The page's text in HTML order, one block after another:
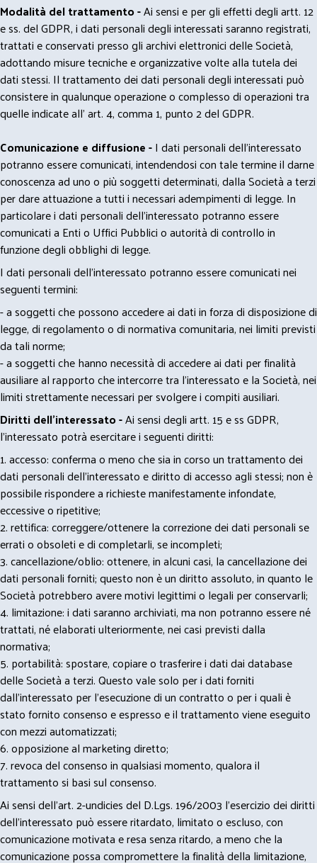
Modalità del trattamento -Ai sensi e per gli effetti degli artt. 12
e ss. del GDPR, i dati personali degli interessati saranno registrati,
trattati e conservati presso gli archivi elettronici delle Società,
adottando misure tecniche e organizzative volte alla tutela dei
dati stessi. Il trattamento dei dati personali degli interessati può
consistere in qualunque operazione o complesso di operazioni tra
quelle indicate all' art. 4, comma 1, punto 2 del GDPR.
Comunicazione e diffusione -I dati personali dell’interessato
potranno essere comunicati, intendendosi con tale termine il darne
conoscenza ad uno o più soggetti determinati, dalla Società a terzi
per dare attuazione a tutti i necessari adempimenti di legge. In
particolare i dati personali dell’interessato potranno essere
comunicati a Enti o Uffici Pubblici o autorità di controllo in
funzione degli obblighi di legge.
I dati personali dell’interessato potranno essere comunicati nei
seguenti termini:
- a soggetti che possono accedere ai dati in forza di disposizione di
legge, di regolamento o di normativa comunitaria, nei limiti previsti
da tali norme;
- a soggetti che hanno necessità di accedere ai dati per finalità
ausiliare al rapporto che intercorre tra l’interessato e la Società, nei
limiti strettamente necessari per svolgere i compiti ausiliari.
Diritti dell’interessato -Ai sensi degli artt. 15 e ss GDPR,
l’interessato potrà esercitare i seguenti diritti:
1. accesso: conferma o meno che sia in corso un trattamento dei
dati personali dell’interessato e diritto di accesso agli stessi; non è
possibile rispondere a richieste manifestamente infondate,
eccessive o ripetitive;
2. rettifica: correggere/ottenere la correzione dei dati personali se
errati o obsoleti e di completarli, se incompleti;
3. cancellazione/oblio: ottenere, in alcuni casi, la cancellazione dei
dati personali forniti; questo non è un diritto assoluto, in quanto le
Società potrebbero avere motivi legittimi o legali per conservarli;
4. limitazione: i dati saranno archiviati, ma non potranno essere né
trattati, né elaborati ulteriormente, nei casi previsti dalla
normativa;
5. portabilità: spostare, copiare o trasferire i dati dai database
delle Società a terzi. Questo vale solo per i dati forniti
dall’interessato per l’esecuzione di un contratto o per i quali è
stato fornito consenso e espresso e il trattamento viene eseguito
con mezzi automatizzati;
6. opposizione al marketing diretto;
7. revoca del consenso in qualsiasi momento, qualora il
trattamento si basi sul consenso.
Ai sensi dell’art. 2-undicies del D.Lgs. 196/2003 l’esercizio dei diritti
dell’interessato può essere ritardato, limitato o escluso, con
comunicazione motivata e resa senza ritardo, a meno che la
comunicazione possa compromettere la finalità della limitazione,